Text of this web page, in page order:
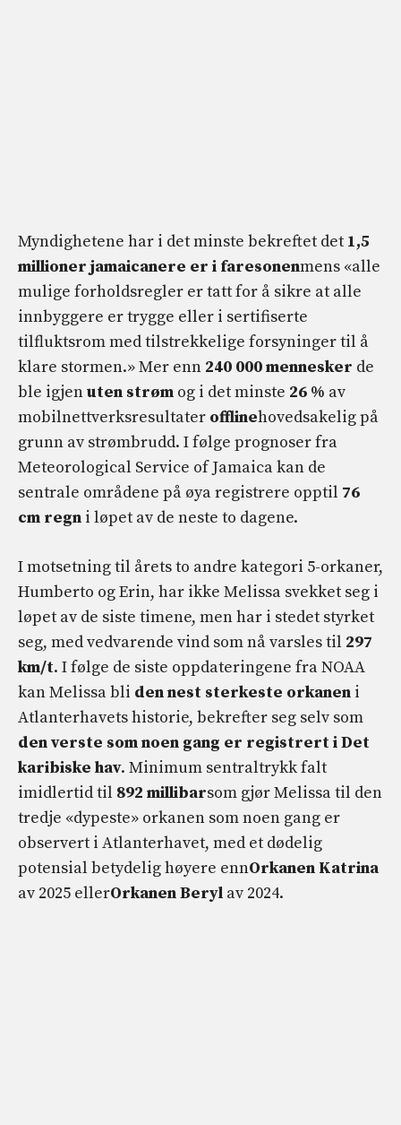
Myndighetene har i det minste bekreftet det 1,5
millioner jamaicanere er i faresonenmens «alle
mulige forholdsregler er tatt for å sikre at alle
innbyggere er trygge eller i sertifiserte
tilfluktsrom med tilstrekkelige forsyninger til å
klare stormen.» Mer enn 240 000 mennesker de
ble igjenuten strøm og i det minste 26 % av
mobilnettverksresultater offlinehovedsakelig på
grunn av strømbrudd. I følge prognoser fra
Meteorological Service of Jamaica kan de
sentrale områdene på øya registrere opptil 76
cm regn i løpet av de neste to dagene.
I motsetning til årets to andre kategori 5-orkaner,
Humberto og Erin, har ikke Melissa svekket seg i
løpet av de siste timene, men har i stedet styrket
seg, med vedvarende vind som nå varsles til 297
km/t. I følge de siste oppdateringene fra NOAA
kan Melissa bli den nest sterkeste orkanen i
Atlanterhavets historie, bekrefter seg selv som
den verste som noen gang er registrert i Det
karibiske hav. Minimum sentraltrykk falt
imidlertid til 892 millibarsom gjør Melissa til den
tredje «dypeste» orkanen som noen gang er
observert i Atlanterhavet, med et dødelig
potensial betydelig høyere ennOrkanen Katrina
av 2025 ellerOrkanen Beryl av 2024.